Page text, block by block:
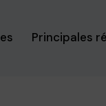
Principales